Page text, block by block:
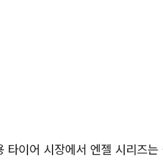
타이어 시장에서 엔젤 시리즈는